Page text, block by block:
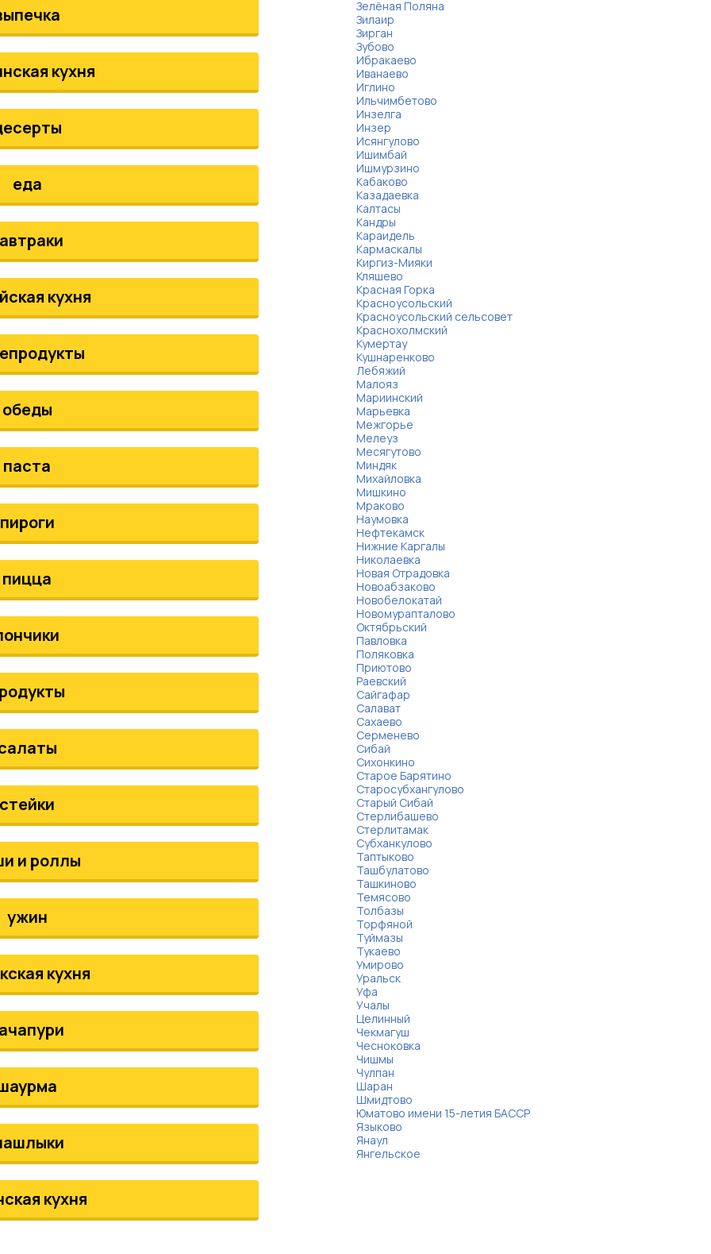
кухня
еда
кухня
обеды
паста
пироги
пицца
стейки
и роллы
ужин
кухня
кухня
Зелёная Поляна
Зилаир
Зирган
Зубово
Ибракаево
Иванаево
Иглино
Ильчимбетово
Инзелга
Инзер
Исянгулово
Ишимбай
Ишмурзино
Кабаково
Казадаевка
Калтасы
Кандры
Караидель
Кармаскалы
Киргиз-Мияки
Кляшево
Красная Горка
Красноусольский
Красноусольский сельсовет
Краснохолмский
Кумертау
Кушнаренково
Лебяжий
Малояз
Мариинский
Марьевка
Межгорье
Мелеуз
Месягутово
Миндяк
Михайловка
Мишкино
Мраково
Наумовка
Нефтекамск
Нижние Каргалы
Николаевка
Новая Отрадовка
Новоабзаково
Новобелокатай
Новомурапталово
Октябрьский
Павловка
Поляковка
Приютово
Раевский
Сайгафар
Салават
Сахаево
Серменево
Сибай
Сихонкино
Старое Барятино
Старосубхангулово
Старый Сибай
Стерлибашево
Стерлитамак
Субханкулово
Таптыково
Ташбулатово
Ташкиново
Темясово
Толбазы
Торфяной
Туймазы
Тукаево
Умирово
Уральск
Уфа
Учалы
Целинный
Чекмагуш
Чесноковка
Чишмы
Чулпан
Шаран
Шмидтово
Юматово имени 15-летия БАССР
Языково
Янаул
Янгельское